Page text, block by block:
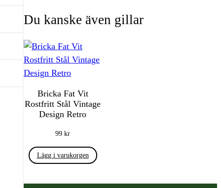
Du kanske även gillar
Bricka Fat Vit
Rostfritt Stål Vintage
Design Retro
99kr
Lägg i varukorgen